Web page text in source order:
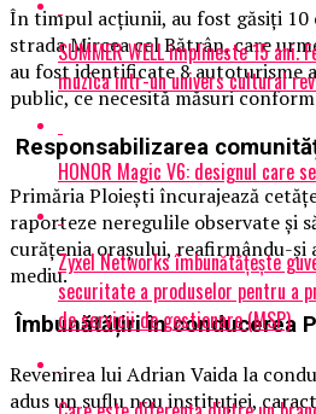
În timpul acțiunii, au fost găsiți 10
strada Mircea cel Bătrân, care
au fost identificate 8 autoturisme
public, ce necesită măsuri
Responsabilizarea
Primăria Ploiești încurajează
raporteze neregulile observate și
curățenia orașului, reafirmându-și
mediu.
Îmbunătățiri în conducerea
Revenirea lui Adrian Vaida la
adus un suflu nou instituției,
SUMMER WELL implineste 15
muzica intr-un univers cultural
HONOR Magic V6: designul care
Zyxel Networks îmbunătățește
securitate a produselor pentru a
de servicii de gestionare (MSP)